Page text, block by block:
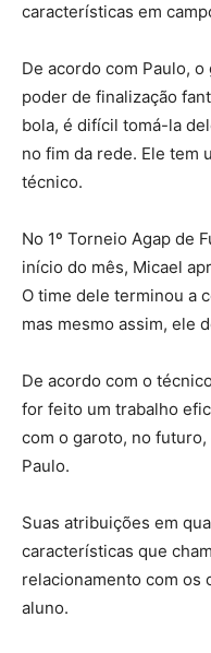
características em
De acordo com Paulo,
poder de finalização
bola, é difícil tomá-la
no fim da rede. Ele tem
técnico.
No 1º Torneio Agap de
início do mês, Micael
O time dele terminou a
mas mesmo assim, ele
De acordo com o
for feito um trabalho
com o garoto, no futuro,
Paulo.
Suas atribuições em
características que
relacionamento com os
aluno.